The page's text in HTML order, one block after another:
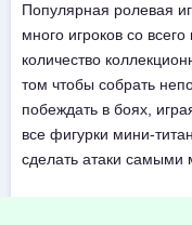
Популярная ролевая
много игроков со
количество
том чтобы собрать
побеждать в боях,
все фигурки мини-
сделать атаки